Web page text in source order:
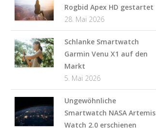
Rogbid Apex HD gestartet
28. Mai 2026
Schlanke Smartwatch
Garmin Venu X1 auf den
Markt
5. Mai 2026
Ungewöhnliche
Smartwatch NASA Artemis
Watch 2.0 erschienen